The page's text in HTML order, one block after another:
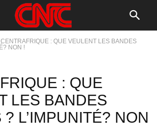
CENTRAFRIQUE : QUE VEULENT LES BANDES
NON !
: QUE
LES BANDES
L’IMPUNITÉ? NON